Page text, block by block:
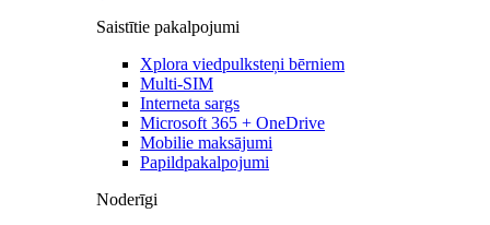
Saistītie pakalpojumi
Xplora viedpulksteņi bērniem
Multi-SIM
Interneta sargs
Microsoft 365 + OneDrive
Mobilie maksājumi
Papildpakalpojumi
Noderīgi